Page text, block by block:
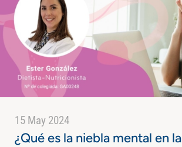
15 May 2024
¿Qué es la niebla mental en la